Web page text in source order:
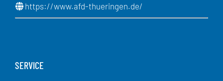
https://www.afd-thueringen.de/
SERVICE